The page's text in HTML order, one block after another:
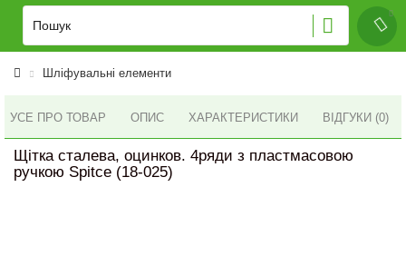
Шліфувальні елементи
УСЕ ПРО ТОВАР ОПИС ХАРАКТЕРИСТИКИ ВІДГУКИ (0)
Щітка сталева, оцинков. 4ряди з пластмасовою
ручкою Spitce (18-025)